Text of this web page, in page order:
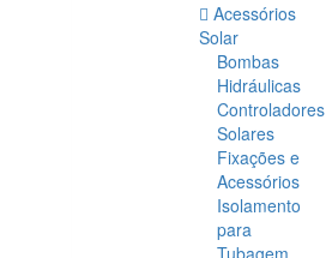
Acessórios
Solar
Bombas
Hidráulicas
Controladores
Solares
Fixações e
Acessórios
Isolamento
para
Tubagem